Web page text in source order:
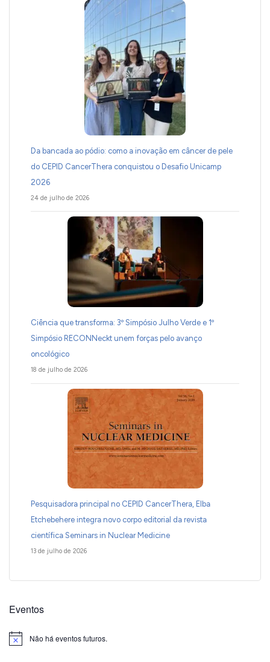
Da bancada ao pódio: como a inovação em câncer de pele
do CEPID CancerThera conquistou o Desafio Unicamp
2026
24 de julho de 2026
Ciência que transforma: 3º Simpósio Julho Verde e 1º
Simpósio RECONNeckt unem forças pelo avanço
oncológico
18 de julho de 2026
Pesquisadora principal no CEPID CancerThera, Elba
Etchebehere integra novo corpo editorial da revista
científica Seminars in Nuclear Medicine
13 de julho de 2026
Eventos
Notice Não há eventos futuros.